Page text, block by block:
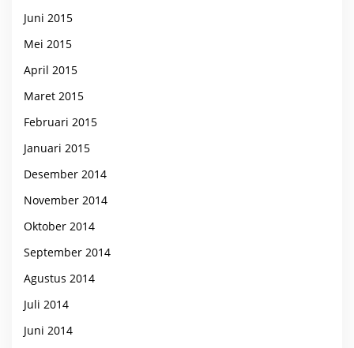
Juni 2015
Mei 2015
April 2015
Maret 2015
Februari 2015
Januari 2015
Desember 2014
November 2014
Oktober 2014
September 2014
Agustus 2014
Juli 2014
Juni 2014